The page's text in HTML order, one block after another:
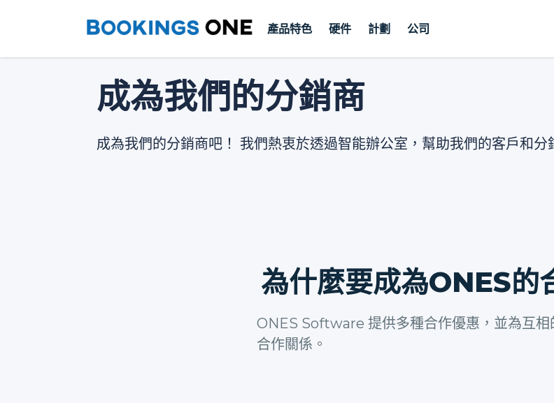
產品特色 硬件 計劃 公司
成為我們的分銷商
成為我們的分銷商吧！ 我們熱衷於透過智能辦公室，幫助我們的客戶和分
為什麼要成為ONES的
ONES Software 提供多種合作優惠，並為互相
合作關係。